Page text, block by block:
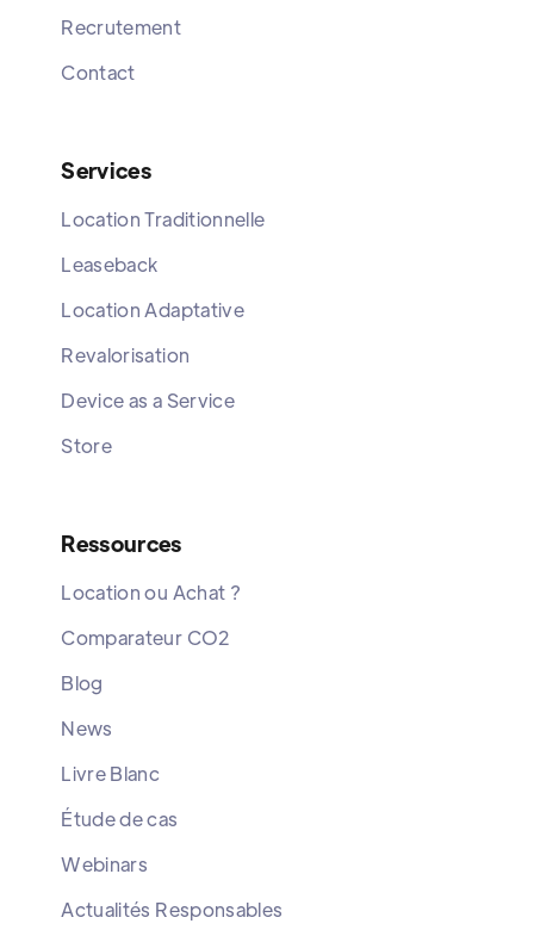
Recrutement
Contact
Services
Location Traditionnelle
Leaseback
Location Adaptative
Revalorisation
Device as a Service
Store
Ressources
Location ou Achat ?
Comparateur CO2
Blog
News
Livre Blanc
Étude de cas
Webinars
Actualités Responsables